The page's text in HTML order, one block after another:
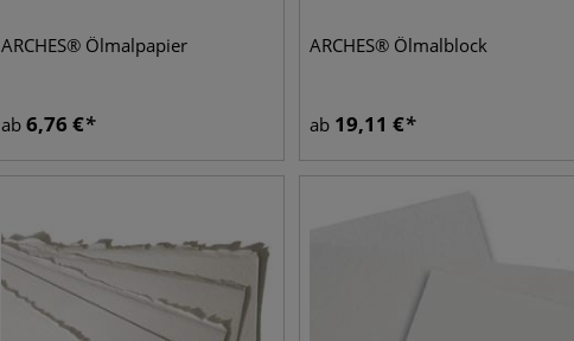
ARCHES® Ölmalpapier
ab 6,76 €
ARCHES® Ölmalblock
ab 19,11 €